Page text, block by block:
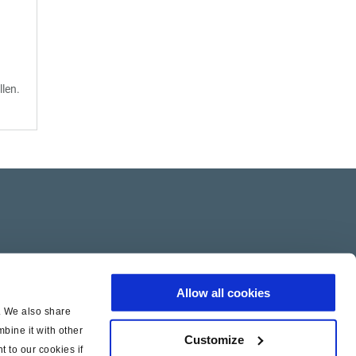
also share
it with other
to our cookies if
Allow all cookies
Customize